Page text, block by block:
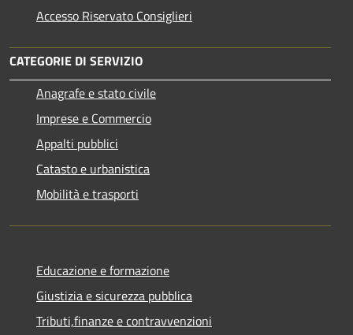
Accesso Riservato Consiglieri
CATEGORIE DI SERVIZIO
Anagrafe e stato civile
Imprese e Commercio
Appalti pubblici
Catasto e urbanistica
Mobilità e trasporti
Educazione e formazione
Giustizia e sicurezza pubblica
Tributi,finanze e contravvenzioni